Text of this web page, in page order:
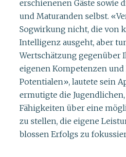
erschienenen Gäste sowie
und Maturanden selbst.
Sogwirkung nicht, die von
Intelligenz ausgeht, aber
Wertschätzung gegenüber
eigenen Kompetenzen
Potentialen», lautete sein
ermutigte die
Fähigkeiten über eine
zu stellen, die eigene
blossen Erfolgs zu